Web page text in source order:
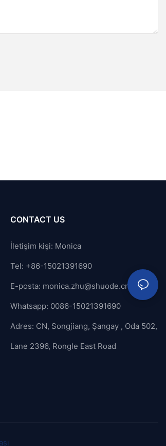
CONTACT US
İletişim kişi: Monica
Tel: +86-15021391690
E-posta: monica.zhu@shuode.cn
Whatsapp: 0086-15021391690
Adres: CN, Songjiang, Şangay , Oda 502,
Lane 2396, Rongle East Road